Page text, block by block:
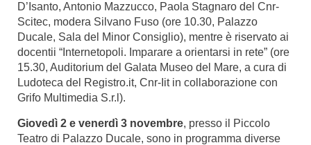
D’Isanto, Antonio Mazzucco, Paola Stagnaro del Cnr-
Scitec, modera Silvano Fuso (ore 10.30, Palazzo
Ducale, Sala del Minor Consiglio), mentre è riservato ai
docentii “Internetopoli. Imparare a orientarsi in rete” (ore
15.30, Auditorium del Galata Museo del Mare, a cura di
Ludoteca del Registro.it, Cnr-Iit in collaborazione con
Grifo Multimedia S.r.l).
Giovedì 2 e venerdì 3 novembre, presso il Piccolo
Teatro di Palazzo Ducale, sono in programma diverse